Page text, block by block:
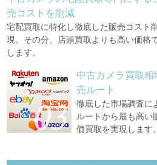
売コストを削減
宅配買取に特化し徹底した販売コスト
現。その分、店頭買取よりも高い価格
します。
中古カメラ買取
売ルート
徹底した市場調査に
ルートから最も高い
価買取を実現します。